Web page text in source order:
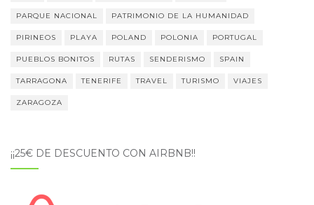
PARQUE NACIONAL PATRIMONIO DE LA HUMANIDAD
PIRINEOS PLAYA POLAND POLONIA PORTUGAL
PUEBLOS BONITOS RUTAS SENDERISMO SPAIN
TARRAGONA TENERIFE TRAVEL TURISMO VIAJES
ZARAGOZA
¡¡25€ DE DESCUENTO CON AIRBNB!!